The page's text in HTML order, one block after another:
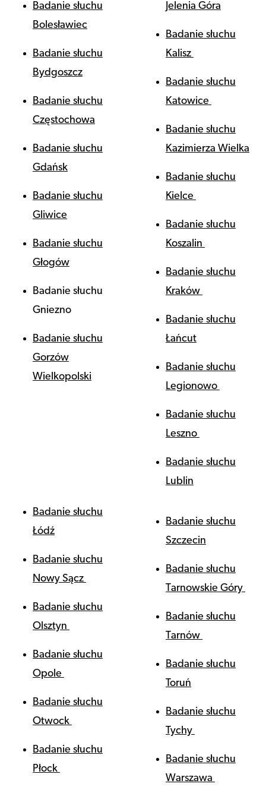
Badanie słuchu
Bolesławiec
Badanie słuchu
Bydgoszcz
Badanie słuchu
Częstochowa
Badanie słuchu
Gdańsk
Badanie słuchu
Gliwice
Badanie słuchu
Głogów
Badanie słuchu
Gniezno
Badanie słuchu
Gorzów
Wielkopolski
Jelenia Góra
Badanie słuchu
Kalisz
Badanie słuchu
Katowice
Badanie słuchu
Kazimierza Wielka
Badanie słuchu
Kielce
Badanie słuchu
Koszalin
Badanie słuchu
Kraków
Badanie słuchu
Łańcut
Badanie słuchu
Legionowo
Badanie słuchu
Leszno
Badanie słuchu
Lublin
Badanie słuchu
Łódź
Badanie słuchu
Nowy Sącz
Badanie słuchu
Olsztyn
Badanie słuchu
Opole
Badanie słuchu
Otwock
Badanie słuchu
Płock
Badanie słuchu
Szczecin
Badanie słuchu
Tarnowskie Góry
Badanie słuchu
Tarnów
Badanie słuchu
Toruń
Badanie słuchu
Tychy
Badanie słuchu
Warszawa